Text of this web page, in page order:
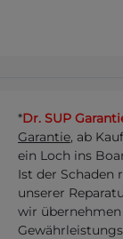
*Dr. SUP
Garantie, ab
ein Loch ins
Ist der Schaden
unserer
wir übernehmen